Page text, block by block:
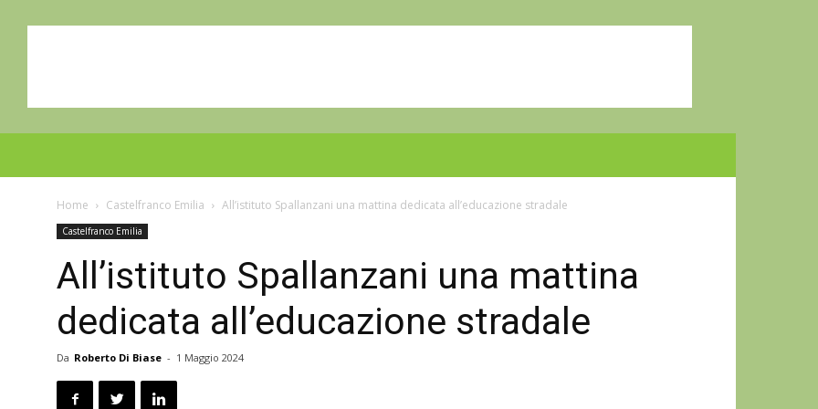
Home Castelfranco Emilia All’istituto Spallanzani una mattina dedicata all’educazione stradale
Castelfranco Emilia
All’istituto Spallanzani una mattina
dedicata all’educazione stradale
Da Roberto Di Biase - 1 Maggio 2024